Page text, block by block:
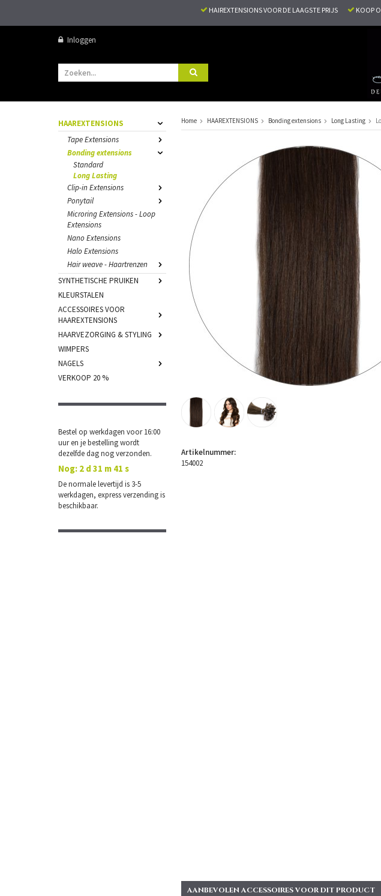
HAIREXTENSIONS VOOR DE LAAGSTE PRIJS KOOP
Inloggen
HAAREXTENSIONS
Tape Extensions
Bonding extensions
Standard
Long Lasting
Clip-in Extensions
Ponytail
Microring Extensions - Loop
Extensions
Nano Extensions
Halo Extensions
Hair weave - Haartrenzen
SYNTHETISCHE PRUIKEN
KLEURSTALEN
ACCESSOIRES VOOR
HAAREXTENSIONS
HAARVEZORGING & STYLING
WIMPERS
NAGELS
VERKOOP 20 %
Bestel op werkdagen voor 16:00
uur en je bestelling wordt
dezelfde dag nog verzonden.
Nog: 2 d 31 m 41 s
De normale levertijd is 3-5
werkdagen, express verzending is
beschikbaar.
Home HAAREXTENSIONS Bonding extensions Long Lasting
Artikelnummer:
154002
AANBEVOLEN ACCESSOIRES VOOR DIT PRODUCT